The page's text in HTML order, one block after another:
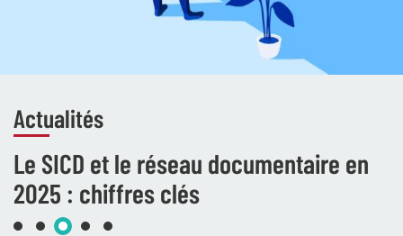
Actualités
Le SICD et le réseau documentaire en
2025 : chiffres clés